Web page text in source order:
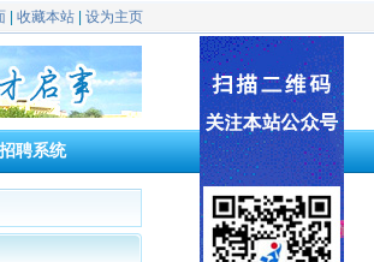
收藏本站 设为主页
聘系统